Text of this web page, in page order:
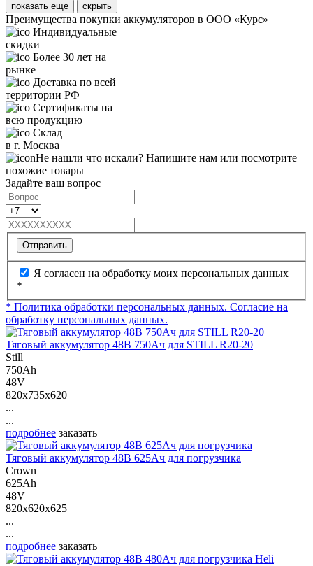
показать еще скрыть
Преимущества покупки аккумуляторов в ООО «Курс»
Индивидуальные
скидки
Более 30 лет на
рынке
Доставка по всей
территории РФ
Сертификаты на
всю продукцию
Склад
в г. Москва
Не нашли что искали? Напишите нам или посмотрите
похожие товары
Задайте ваш вопрос
Отправить
Я согласен на обработку моих персональных данных
*
* Политика обработки персональных данных. Согласие на
обработку персональных данных.
Тяговый аккумулятор 48В 750Ач для STILL R20-20
Still
750Ah
48V
820x735x620
...
...
подробнее заказать
Тяговый аккумулятор 48В 625Ач для погрузчика
Crown
625Ah
48V
820x620x625
...
...
подробнее заказать